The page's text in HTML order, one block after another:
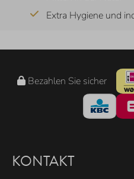
Extra Hygiene und
Bezahlen Sie sicher
KONTAKT